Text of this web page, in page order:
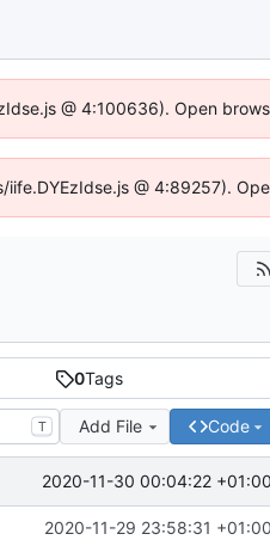
@ 4:100636). Open
@ 4:89257).
0Tags
T Add File Code
2020-11-30 00:04:22 +01:00
2020-11-29 23:58:31 +01:00